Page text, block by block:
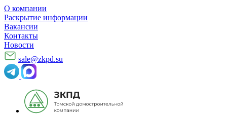
О компании
Раскрытие информации
Вакансии
Контакты
Новости
sale@zkpd.su